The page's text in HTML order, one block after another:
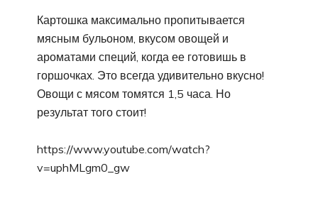
Картошка максимально пропитывается
мясным бульоном, вкусом овощей и
ароматами специй, когда ее готовишь в
горшочках. Это всегда удивительно вкусно!
Овощи с мясом томятся 1,5 часа. Но
результат того стоит!
https://www.youtube.com/watch?
v=uphMLgm0_gw